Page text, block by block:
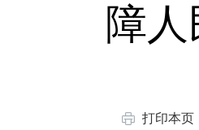
障
打印本页